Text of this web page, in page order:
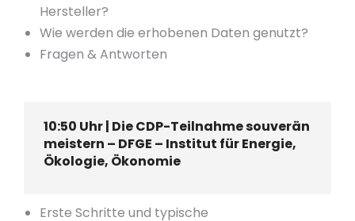
Hersteller?
Wie werden die erhobenen Daten genutzt?
Fragen & Antworten
10:50 Uhr | Die CDP-Teilnahme souverän
meistern – DFGE – Institut für Energie,
Ökologie, Ökonomie
Erste Schritte und typische